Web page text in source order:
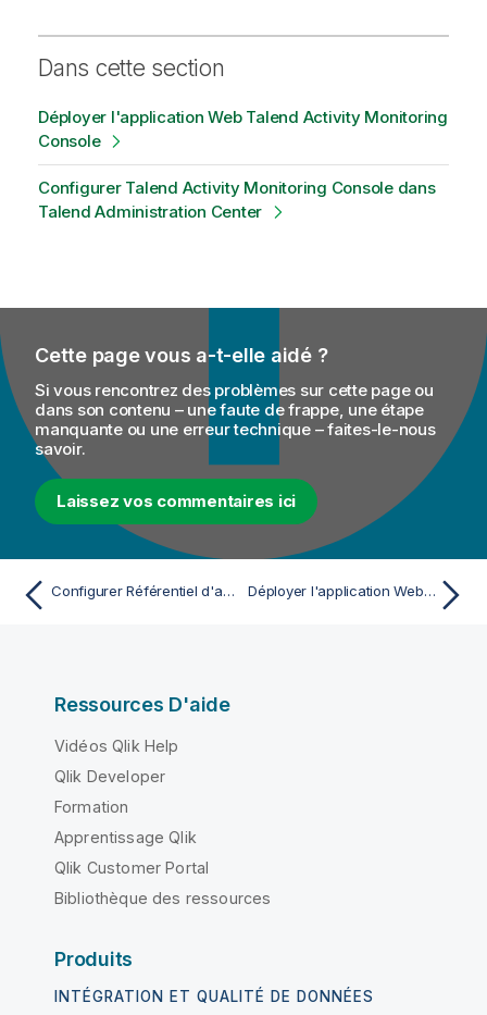
t
y
-
o
t
Dans cette section
Déployer l'application Web Talend Activity Monitoring
Console
Configurer Talend Activity Monitoring Console dans
Talend Administration Center
Cette page vous a-t-elle aidé ?
Si vous rencontrez des problèmes sur cette page ou
dans son contenu – une faute de frappe, une étape
manquante ou une erreur technique – faites-le-nous
savoir.
Laissez vos commentaires ici
Configurer Référentiel d'artefacts Talend (Talend Artifact Repository) dans Talend Runtime Déployer l'application Web Talend Activity Monitoring Console
Ressources D'aide
Vidéos Qlik Help
Qlik Developer
Formation
Apprentissage Qlik
Qlik Customer Portal
Bibliothèque des ressources
Produits
INTÉGRATION ET QUALITÉ DE DONNÉES